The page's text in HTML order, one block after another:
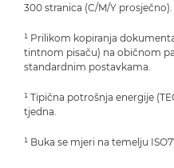
300 stranica (C/M/Y prosječno).
¹ Prilikom kopiranja
tintnom pisaču) na običnom
standardnim postavkama.
¹ Tipična potrošnja energije
tjedna.
¹ Buka se mjeri na temelju